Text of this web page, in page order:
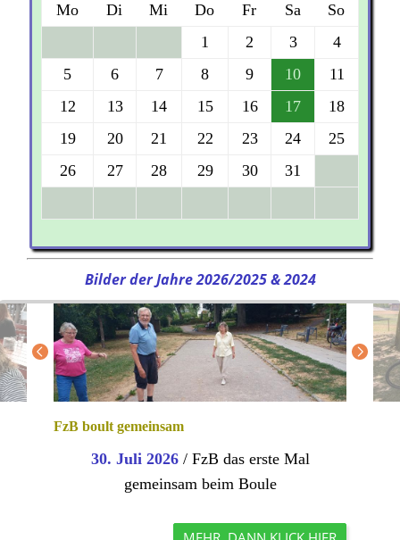
Mo
Di Mi Do Fr Sa
So
1
2 3
4
5
6 7 8 9 10
11
12
13 14 15 16 17
18
19
20 21 22 23 24
25
26
27 28 29 30 31
Bilder der Jahre 2026/2025 & 2024
FzB boult gemeinsam
30. Juli 2026 / FzB das erste Mal
gemeinsam beim Boule